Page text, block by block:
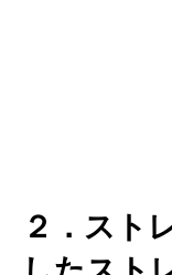
２．スト